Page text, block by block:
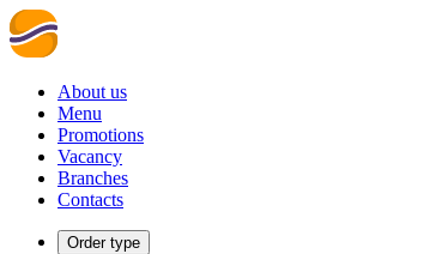
About us
Menu
Promotions
Vacancy
Branches
Contacts
Order type